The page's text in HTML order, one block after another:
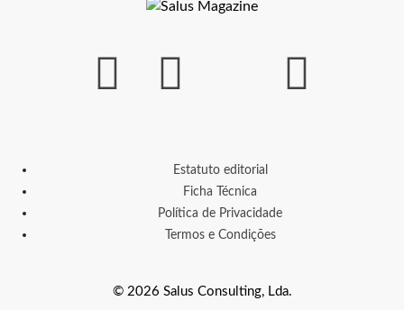
Estatuto editorial
Ficha Técnica
Política de Privacidade
Termos e Condições
© 2026 Salus Consulting, Lda.